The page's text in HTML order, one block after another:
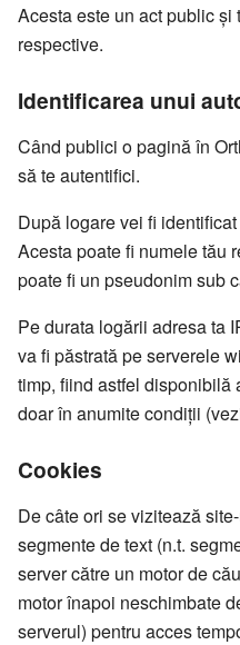
Acesta este un act public
respective.
Identificarea unui
Când publici o pagină în
să te autentifici.
După logare vei fi
Acesta poate fi numele tău
poate fi un pseudonim sub
Pe durata logării adresa ta
va fi păstrată pe serverele
timp, fiind astfel
doar în anumite condiții
Cookies
De câte ori se vizitează
segmente de text (n.t.
server către un motor de
motor înapoi neschimbate
serverul) pentru acces